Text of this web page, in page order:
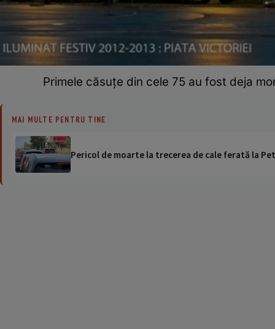
Primele căsuţe din cele 75 au fost deja
MAI MULTE PENTRU TINE
Pericol de moarte la trecerea de cale ferată la